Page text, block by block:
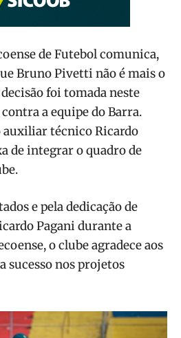
de Futebol comunica,
Bruno Pivetti não é mais o
foi tomada neste
contra a equipe do Barra.
auxiliar técnico Ricardo
de integrar o quadro de
e pela dedicação de
Pagani durante a
o clube agradece aos
sucesso nos projetos